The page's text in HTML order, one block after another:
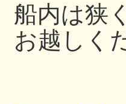
船内は狭
お越しく